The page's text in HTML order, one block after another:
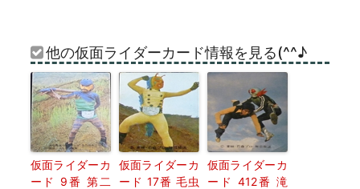
他の仮面ライダーカード情報を見る(^^♪
仮面ライダーカ
ード 9番 第二
仮面ライダーカ
ード 17番 毛虫
仮面ライダーカ
ード 412番 滝